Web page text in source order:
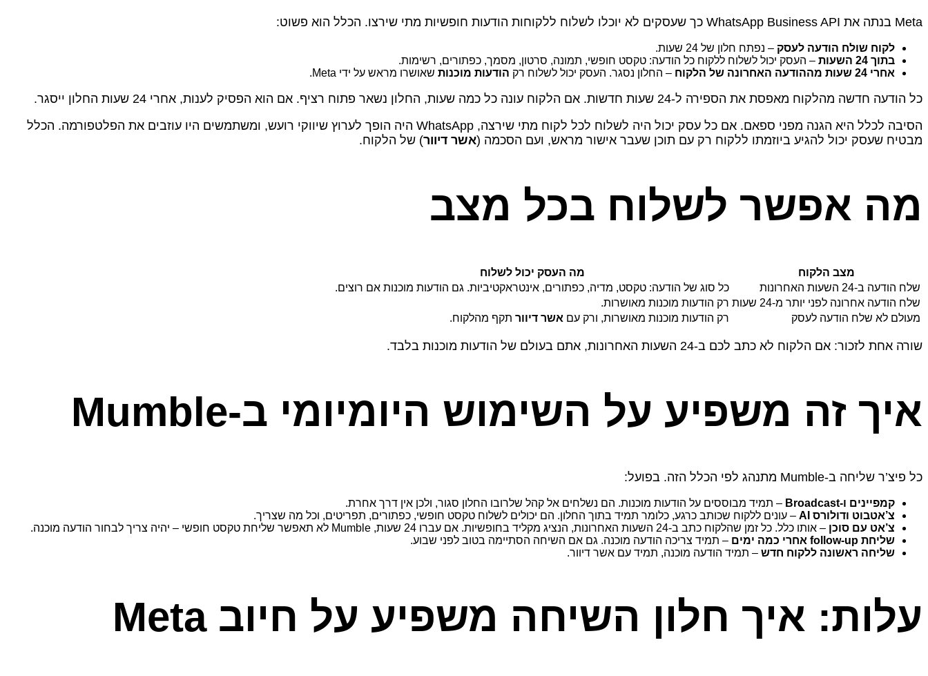
Meta בנתה את WhatsApp Business API כך שעסקים לא יוכלו לשלוח ללקוחות הודעות חופשיות מתי שירצו. הכלל הוא פשוט:
לקוח שולח הודעה לעסק – נפתח חלון של 24 שעות.
בתוך 24 השעות
– העסק יכול לשלוח ללקוח כל הודעה: טקסט חופשי, תמונה, סרטון, מסמך, כפתורים, רשימות.
אחרי 24 שעות מההודעה האחרונה של הלקוח
– החלון נסגר. העסק יכול לשלוח רק הודעות מוכנות שאושרו מראש על ידי Meta.
כל הודעה חדשה מהלקוח מאפסת את הספירה ל‑24 שעות חדשות. אם הלקוח עונה כל כמה שעות, החלון נשאר פתוח רציף. אם הוא הפסיק לענות, אחרי 24 שעות החלון ייסגר.
הסיבה לכלל היא הגנה מפני ספאם. אם כל עסק יכול היה לשלוח לכל לקוח מתי שירצה, WhatsApp היה הופך לערוץ שיווקי רועש, ומשתמשים היו עוזבים את הפלטפורמה. הכלל
מבטיח שעסק יכול להגיע ביוזמתו ללקוח רק עם תוכן שעבר אישור מראש, ועם הסכמה (אשר דיוור) של הלקוח.
מה אפשר לשלוח בכל מצב
מצב הלקוח
מה העסק יכול לשלוח
שלח הודעה ב‑24 השעות האחרונות
כל סוג של הודעה: טקסט, מדיה, כפתורים, אינטראקטיביות. גם הודעות מוכנות אם רוצים.
שלח הודעה אחרונה לפני יותר מ‑24 שעות
רק הודעות מוכנות מאושרות.
מעולם לא שלח הודעה לעסק
רק הודעות מוכנות מאושרות, ורק עם אשר דיוור תקף מהלקוח.
שורה אחת לזכור: אם הלקוח לא כתב לכם ב‑24 השעות האחרונות, אתם בעולם של הודעות מוכנות בלבד.
איך זה משפיע על השימוש היומיומי ב‑Mumble
כל פיצ’ר שליחה ב‑Mumble מתנהג לפי הכלל הזה. בפועל:
קמפיינים ו‑Broadcast
– תמיד מבוססים על הודעות מוכנות. הם נשלחים אל קהל שלרובו החלון סגור, ולכן אין דרך אחרת.
צ’אטבוט ודולורס AI
– עונים ללקוח שכותב כרגע, כלומר תמיד בתוך החלון. הם יכולים לשלוח טקסט חופשי, כפתורים, תפריטים, וכל מה שצריך.
צ’אט עם סוכן – אותו כלל. כל זמן שהלקוח כתב ב‑24 השעות האחרונות, הנציג מקליד בחופשיות. אם עברו 24 שעות, Mumble לא תאפשר שליחת טקסט חופשי – יהיה צריך לבחור הודעה מוכנה.
שליחת follow-up אחרי כמה ימים
– תמיד צריכה הודעה מוכנה. גם אם השיחה הסתיימה בטוב לפני שבוע.
שליחה ראשונה ללקוח חדש – תמיד הודעה מוכנה, תמיד עם אשר דיוור.
עלות: איך חלון השיחה משפיע על חיוב Meta